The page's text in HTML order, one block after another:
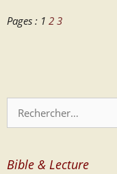
Pages : 1 2 3
Bible & Lecture